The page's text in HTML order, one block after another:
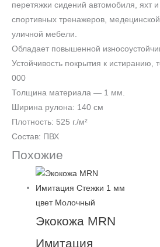
перетяжки сидений автомобиля, яхт
спортивных тренажеров,
уличной мебели.
Обладает повышенной
Устойчивость покрытия к истиранию,
000
Толщина материала — 1 мм.
Ширина рулона: 140 см
Плотность: 525 г./м²
Состав: ПВХ
Похожие
Экокожа MRN
Имитация